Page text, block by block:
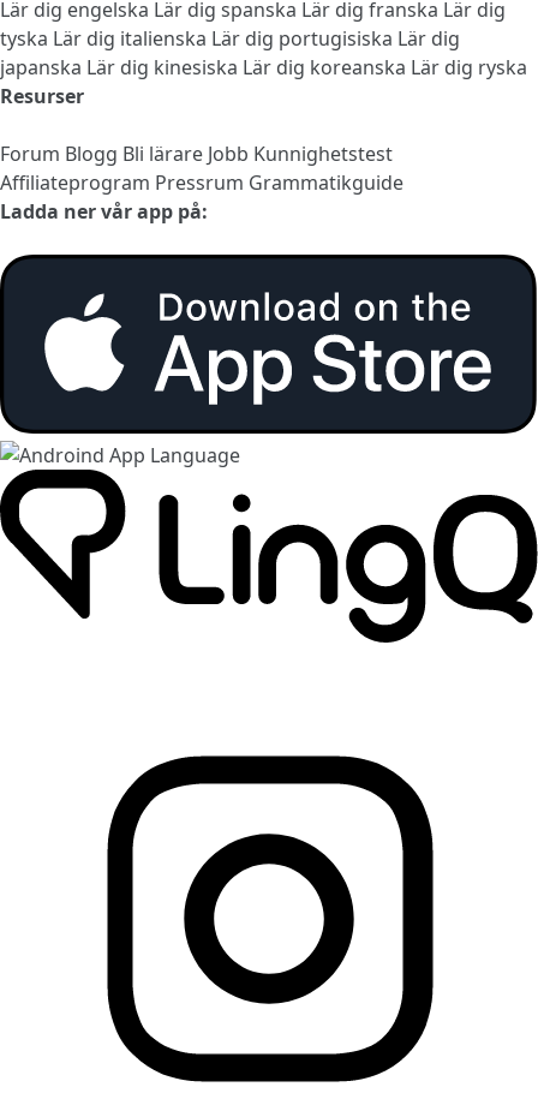
Lär dig engelska Lär dig spanska Lär dig franska Lär dig
tyska Lär dig italienska Lär dig portugisiska Lär dig
japanska Lär dig kinesiska Lär dig koreanska Lär dig ryska
Resurser
Forum Blogg Bli lärare Jobb Kunnighetstest
Affiliateprogram Pressrum Grammatikguide
Ladda ner vår app på: